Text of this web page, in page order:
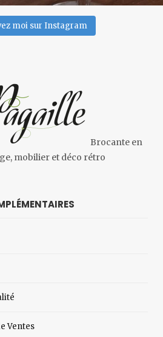
moi sur Instagram
Brocante en
mobilier et déco rétro
Ventes